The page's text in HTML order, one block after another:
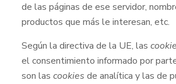
de las páginas de ese servidor,
productos que más le interesan, etc.
Según la directiva de la UE, las
el consentimiento informado por
son las cookies de analítica y las de